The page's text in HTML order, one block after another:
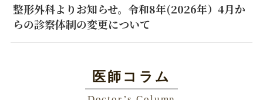
整形外科よりお知らせ。令和8年(2026年）4月か
らの診察体制の変更について
医師コラム